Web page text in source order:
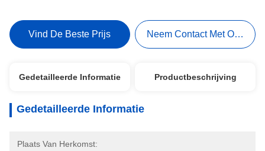
Vind De Beste Prijs Neem Contact Met Ons Op
Gedetailleerde Informatie Productbeschrijving
Gedetailleerde Informatie
Plaats Van Herkomst: